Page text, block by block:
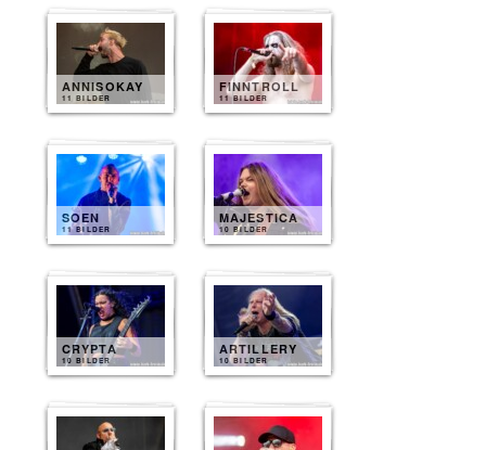
ANNISOKAY
11 BILDER
FINNTROLL
11 BILDER
SOEN
11 BILDER
MAJESTICA
10 BILDER
CRYPTA
10 BILDER
ARTILLERY
10 BILDER